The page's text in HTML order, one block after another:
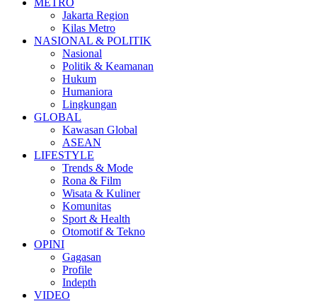
METRO
Jakarta Region
Kilas Metro
NASIONAL & POLITIK
Nasional
Politik & Keamanan
Hukum
Humaniora
Lingkungan
GLOBAL
Kawasan Global
ASEAN
LIFESTYLE
Trends & Mode
Rona & Film
Wisata & Kuliner
Komunitas
Sport & Health
Otomotif & Tekno
OPINI
Gagasan
Profile
Indepth
VIDEO